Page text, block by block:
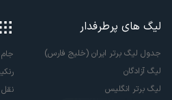
لیگ های پرطرفدار
جدول لیگ برتر ایران (خلیج فارس)
لیگ آزادگان
لیگ برتر انگلیس
نقل